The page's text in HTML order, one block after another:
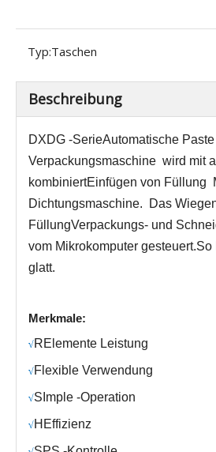
Typ:Taschen
Beschreibung
DXDG -SerieAutomatische Paste
Verpackungsmaschine wird mit a
kombiniertEinfügen von Füllung
Dichtungsmaschine.
Das
FüllungVerpackungs- und
vom Mikrokomputer gesteuert.So
glatt.
Merkmale:
√RElemente Leistung
√Fl exible Verwendung
√S Imple -Operation
√H Effizienz